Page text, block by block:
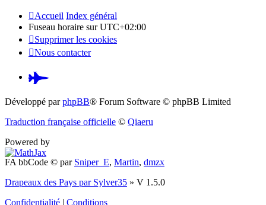
Accueil Index général
Fuseau horaire surUTC+02:00
Supprimer les cookies
Nous contacter
Pardus.at
(S’ouvre
nouvel
Développé parphpBB® Forum Software © phpBB Limited
Traduction française officielle © Qiaeru
Powered by
FA bbCode © par Sniper_E, Martin, dmzx
Drapeaux des Pays par Sylver35 » V 1.5.0
Confidentialité | Conditions